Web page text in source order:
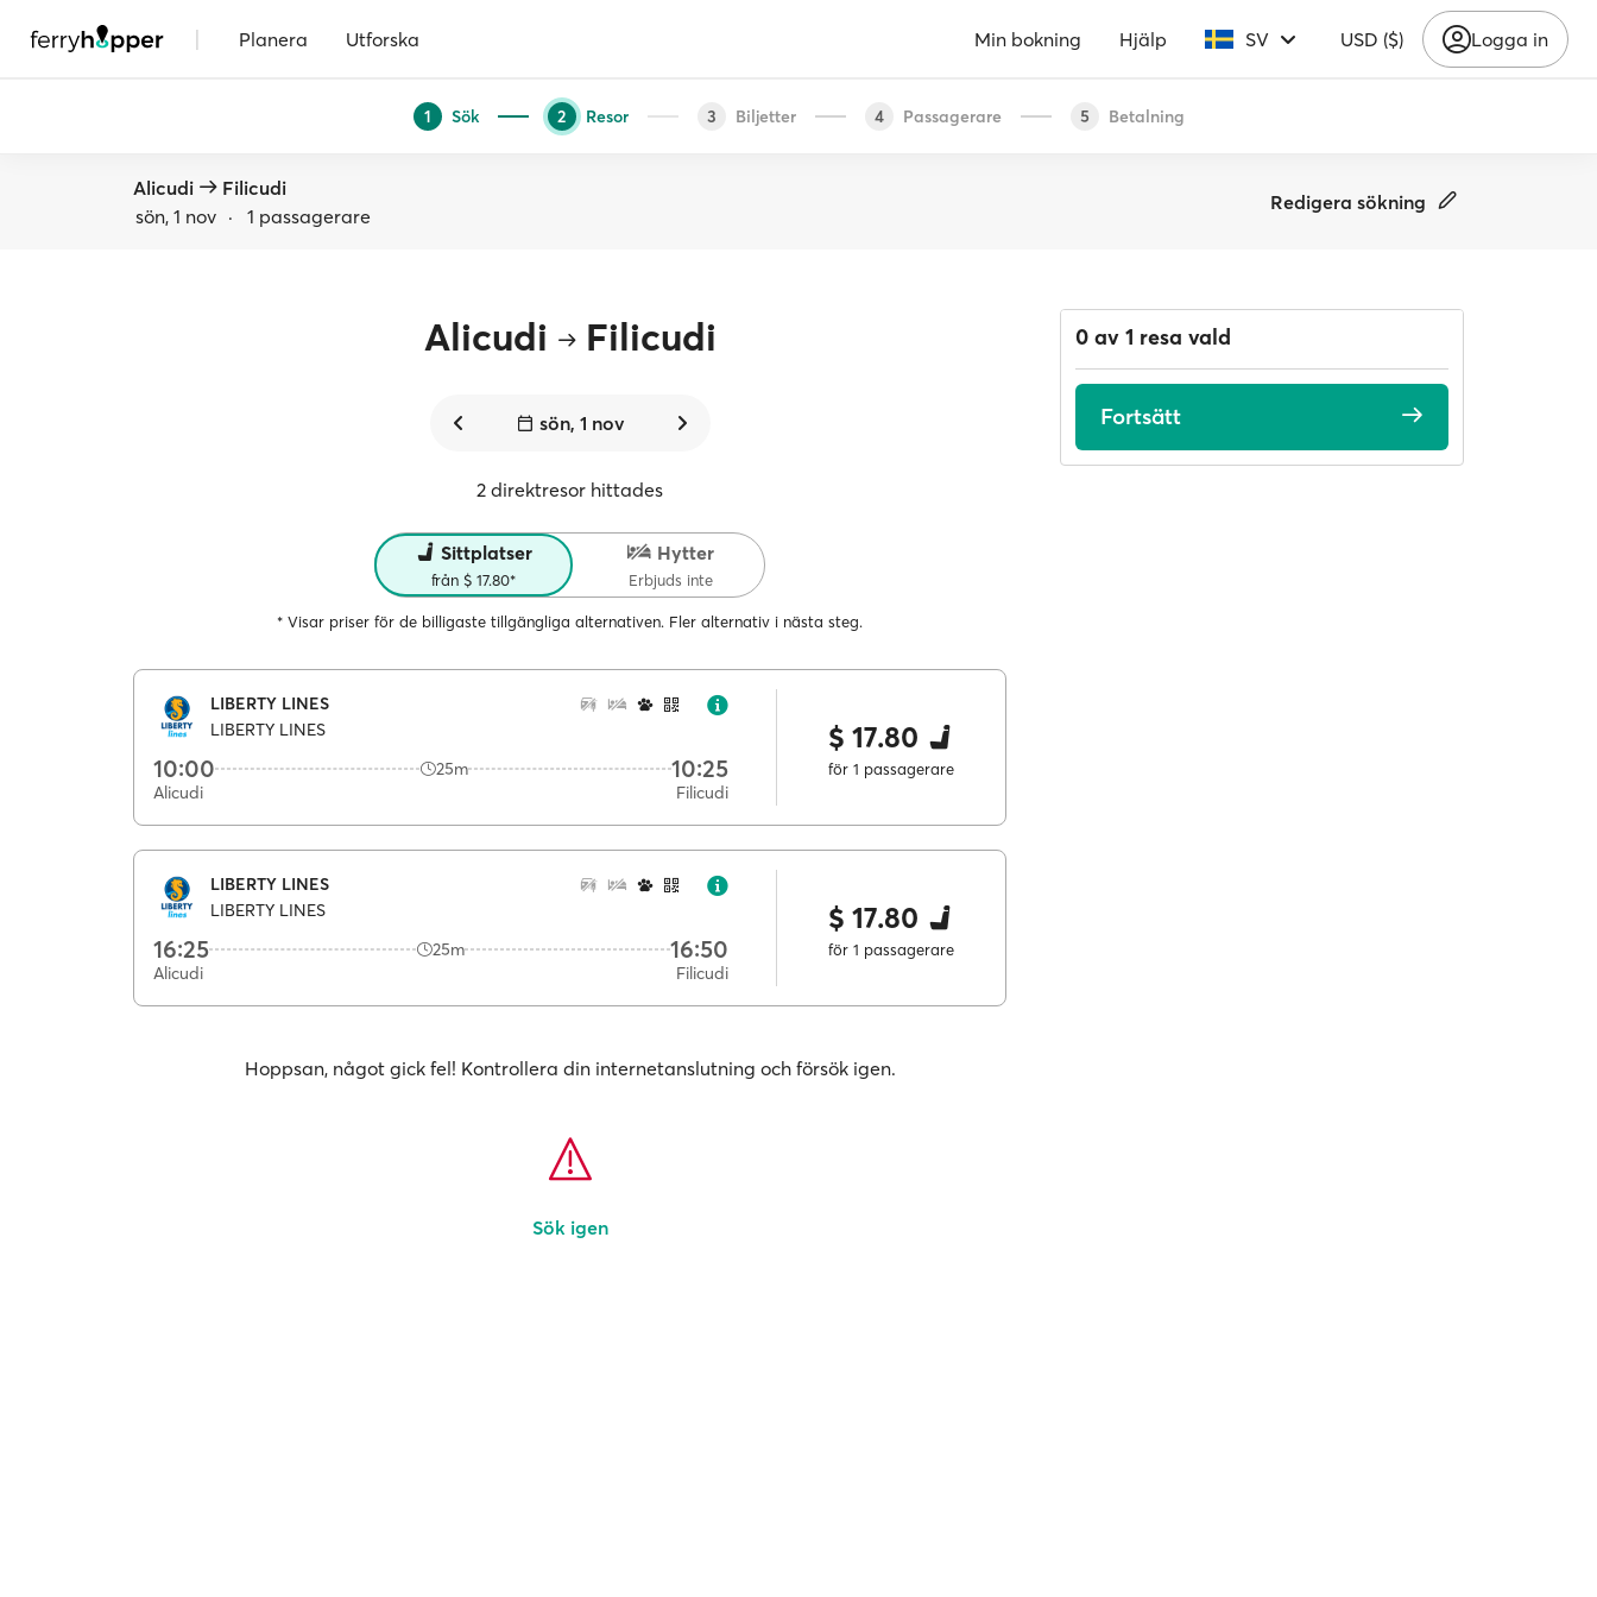
| Planera Utforska Min bokning Hjälp SV USD ($) Logga in
1 Sök 2 Resor 3 Biljetter 4 Passagerare 5 Betalning
Alicudi
Filicudi
sön, 1 nov · 1 passagerare
Redigera sökning
Alicudi Filicudi
sön, 1 nov
2 direktresor hittades
Sittplatser
från $ 17.80*
Hytter
Erbjuds inte
* Visar priser för de billigaste tillgängliga alternativen. Fler alternativ i nästa steg.
LIBERTY LINES
LIBERTY LINES
10:00 25m 10:25
Alicudi Filicudi
$ 17.80
för 1 passagerare
LIBERTY LINES
LIBERTY LINES
16:25 25m 16:50
Alicudi Filicudi
$ 17.80
för 1 passagerare
Hoppsan, något gick fel! Kontrollera din internetanslutning och försök igen.
Sök igen
0 av 1 resa vald
Fortsätt